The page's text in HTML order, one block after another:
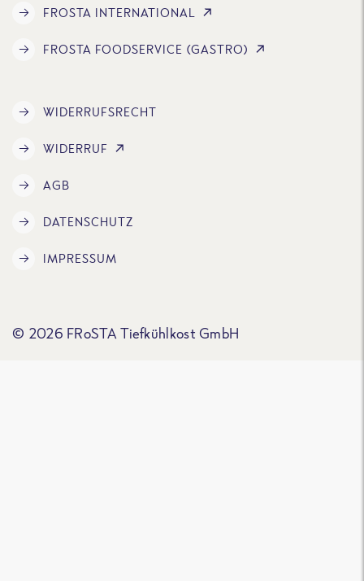
FROSTA INTERNATIONAL
FROSTA FOODSERVICE (GASTRO)
WIDERRUFSRECHT
WIDERRUF
AGB
DATENSCHUTZ
IMPRESSUM
© 2026 FRoSTA Tiefkühlkost GmbH